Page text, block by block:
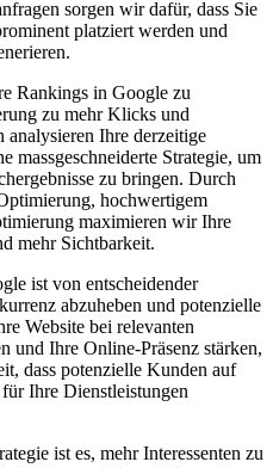
sorgen wir dafür, dass Sie
platziert werden und
Rankings in Google zu
zu mehr Klicks und
analysieren Ihre derzeitige
massgeschneiderte Strategie, um
zu bringen. Durch
hochwertigem
maximieren wir Ihre
mehr Sichtbarkeit.
ist von entscheidender
abzuheben und potenzielle
Website bei relevanten
und Ihre Online-Präsenz stärken,
dass potenzielle Kunden auf
Ihre Dienstleistungen
ist es, mehr Interessenten zu